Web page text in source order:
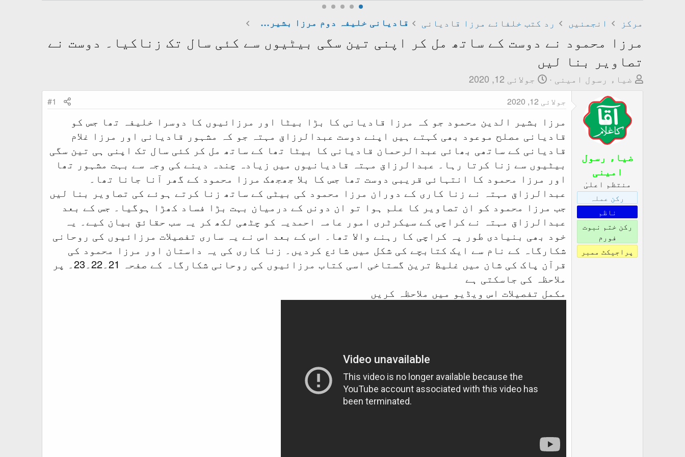
مرکز انجمنیں رد کتب خلفائے مرزا قادیانی قادیانی خلیفہ دوم مرزا بشیرالدین محمود احمد
مرزا محمود نے دوست کے ساتھ مل کر اپنی تین سگی بیٹیوں سے کئی سال تک زناکیا۔ دوست نے
تصاویر بنا لیں
T
e
a
s
r
t
e
r
ضیاء رسول امینی
ت
ا
ر
خ
ا
ب
ت
د
ا
جولائی 12, 2020
ضیاء رسول
امینی
منتظم اعلیٰ
رکن عملہ
ناظم
رکن ختم نبوت
فورم
پراجیکٹ ممبر
جولائی 12, 2020 #1
مرزا بشیر الدین محمود جو کہ مرزا قادیانی کا بڑا بیٹا اور مرزائیوں کا دوسرا خلیفہ تھا جس کو
قادیانی مصلح موعود بھی کہتے ہیں اپنے دوست عبدالرزاق مہتہ جو کہ مشہور قادیانی اور مرزا غلام
قادیانی کے ساتھی بھائی عبدالرحمان قادیانی کا بیٹا تھا کے ساتھ مل کر کئی سال تک اپنی ہی تین سگی
بیٹیوں سے زنا کرتا رہا۔ عبدالرزاق مہتہ قادیانیوں میں زیادہ چندہ دینے کی وجہ سے بہت مشہور تھا
اور مرزا محمود کا انتہائی قریبی دوست تھا جس کا بلا جھجھک مرزا محمود کے گھر آنا جانا تھا۔
عبدالرزاق مہتہ نے زنا کاری کے دوران مرزا محمود کی بیٹی کے ساتھ زنا کرتے ہوئے کی تصاویر بنا لیں
جب مرزا محمود کو ان تصاویر کا علم ہوا تو ان دونں کے درمیان بہت بڑا فساد کھڑا ہوگیا۔ جس کے بعد
عبدالرزاق مہتہ نے کراچی کے سیکرٹری امور عامہ احمدیہ کو چٹھی لکھ کر یہ سب حقائق بیان کیے۔ یہ
خود بھی بنیادی طور پہ کراچی کا رہنے والا تھا۔ اس کے بعد اس نے یہ ساری تفصیلات مرزائیوں کی روحانی
شکارگاہ کے نام سے ایک کتابچے کی شکل میں شائع کردیں۔ زنا کاری کی یہ داستان اور مرزا محمود کی
قرآن پاک کی شان میں غلیظ ترین گستاخی اسی کتاب مرزائیوں کی روحانی شکارگاہ کے صفحہ 21۔22۔23۔ پر
ملاحظہ کی جاسکتی ہے
مکمل تفصیلات اس ویڈیو میں ملاحظہ کریں